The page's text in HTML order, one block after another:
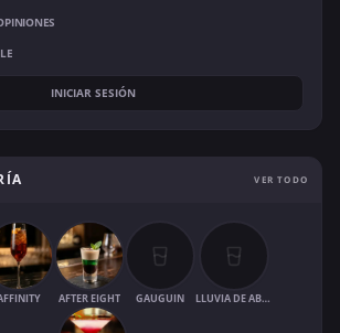
INICIAR SESIÓN
VER TODO
AFTER EIGHT GAUGUIN LLUVIA DE ABRIL